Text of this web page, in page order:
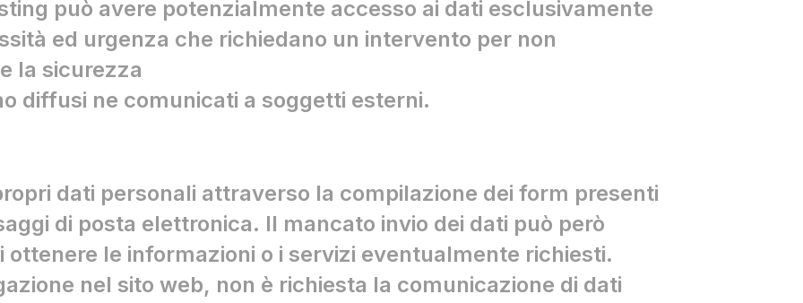
può avere potenzialmente accesso ai dati esclusivamente
ed urgenza che richiedano un intervento per non
la sicurezza
diffusi ne comunicati a soggetti esterni.
dati personali attraverso la compilazione dei form presenti
di posta elettronica. Il mancato invio dei dati può però
ottenere le informazioni o i servizi eventualmente richiesti.
nel sito web, non è richiesta la comunicazione di dati